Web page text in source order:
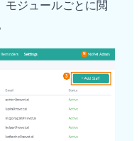
モジュールごとに閲